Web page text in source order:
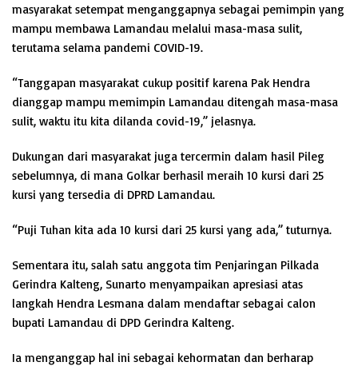
masyarakat setempat menganggapnya sebagai pemimpin yang
mampu membawa Lamandau melalui masa-masa sulit,
terutama selama pandemi COVID-19.
“Tanggapan masyarakat cukup positif karena Pak Hendra
dianggap mampu memimpin Lamandau ditengah masa-masa
sulit, waktu itu kita dilanda covid-19,” jelasnya.
Dukungan dari masyarakat juga tercermin dalam hasil Pileg
sebelumnya, di mana Golkar berhasil meraih 10 kursi dari 25
kursi yang tersedia di DPRD Lamandau.
“Puji Tuhan kita ada 10 kursi dari 25 kursi yang ada,” tuturnya.
Sementara itu, salah satu anggota tim Penjaringan Pilkada
Gerindra Kalteng, Sunarto menyampaikan apresiasi atas
langkah Hendra Lesmana dalam mendaftar sebagai calon
bupati Lamandau di DPD Gerindra Kalteng.
Ia menganggap hal ini sebagai kehormatan dan berharap